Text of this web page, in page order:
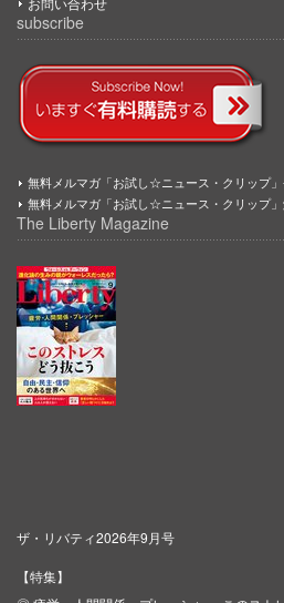
subscribe
無料メルマガ「お試し☆ニュース・クリップ
無料メルマガ「お試し☆ニュース・クリップ
The Liberty Magazine
ザ・リバティ2026年9月号
【特集】